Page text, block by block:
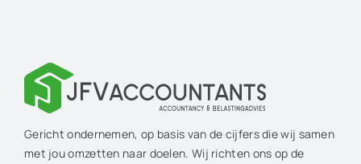
Gericht ondernemen, op basis van de cijfers die wij samen
met jou omzetten naar doelen. Wij richten ons op de